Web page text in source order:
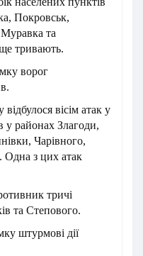
Покровськ,
та
тривають.
ворог
вісім атак у
у районах Злагоди,
Чарівного,
Одна з цих атак
тричі
та Степового.
штурмові дії